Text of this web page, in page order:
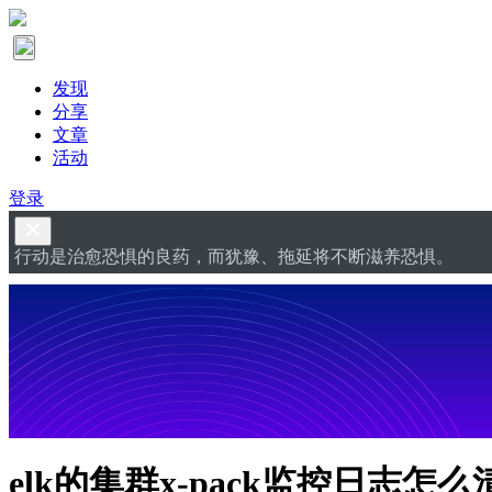
发现
分享
文章
活动
登录
行动是治愈恐惧的良药，而犹豫、拖延将不断滋养恐惧。
elk的集群x-pack监控日志怎么